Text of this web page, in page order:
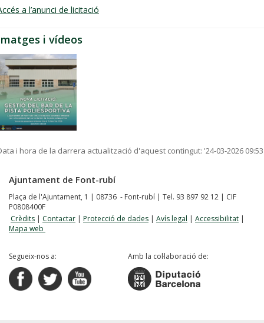
a l’anunci de licitació
i vídeos
i hora de la darrera actualització d'aquest contingut: '24-03-2026 09:53
Ajuntament de Font-rubí
Plaça de l'Ajuntament, 1 | 08736 - Font-rubí | Tel. 93 897 92 12 | CIF
P0808400F
Crèdits | Contactar | Protecció de dades | Avís legal | Accessibilitat |
Mapa web
Segueix-nos a: Amb la col·laboració de: